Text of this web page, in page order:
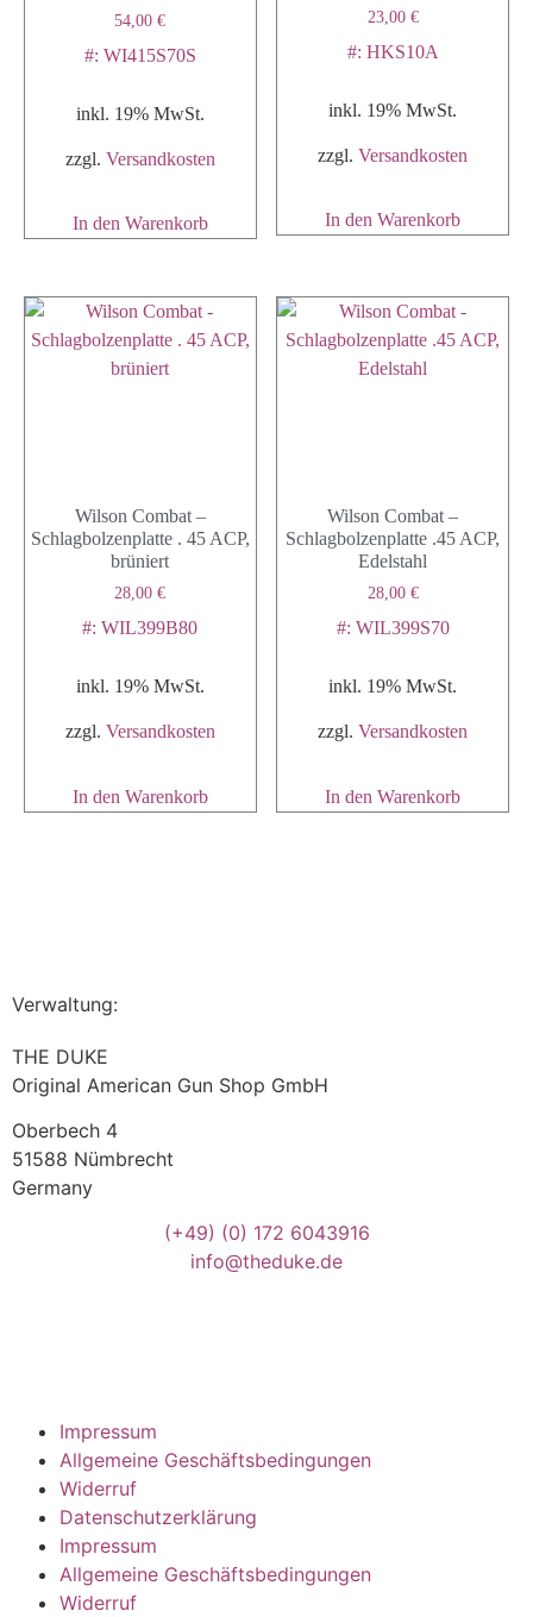
54,00€
#: WI415S70S
inkl. 19% MwSt.
zzgl. Versandkosten
In den Warenkorb
23,00 €
#: HKS10A
inkl. 19% MwSt.
zzgl.Versandkosten
In den Warenkorb
Wilson Combat –
Schlagbolzenplatte . 45 ACP,
brüniert
28,00€
#: WIL399B80
inkl. 19% MwSt.
zzgl. Versandkosten
In den Warenkorb
Wilson Combat –
Schlagbolzenplatte .45 ACP,
Edelstahl
28,00 €
#: WIL399S70
inkl. 19% MwSt.
zzgl.Versandkosten
In den Warenkorb
Verwaltung:
THE DUKE
Original American Gun Shop GmbH
Oberbech 4
51588 Nümbrecht
Germany
(+49) (0) 172 6043916
info@theduke.de
Impressum
Allgemeine Geschäftsbedingungen
Widerruf
Datenschutzerklärung
Impressum
Allgemeine Geschäftsbedingungen
Widerruf